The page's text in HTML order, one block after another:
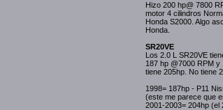
Hizo 200 hp@ 7800
motor 4 cilindros
Honda S2000. Algo
Honda.
SR20VE
Los 2.0 L SR20VE
187 hp @7000 RPM
tiene 205hp. No tiene
1998= 187hp - P11
(este me parece que
2001-2003= 204hp (el